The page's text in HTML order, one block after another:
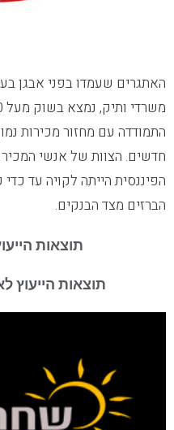
האתגרים שעמדו בפני אבגן
התמודדה עם מחזור מכירות
חדשים. הצוות של אנשי
הפיננסית הייתה לקויה עד
הברזים מצד הבנקים.
תוצאות הייעוץ
תוצאות